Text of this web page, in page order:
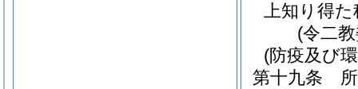
上知り得
(令二
(防疫及び
第十九条